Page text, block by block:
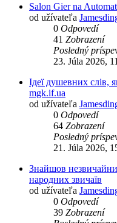
Salon Gier na
od užívateľa
0 Odpovedí
41 Zobrazení
Posledný
23. Júla 2026,
Ідеї душевних слів,
mgk.if.ua
od užívateľa
0 Odpovedí
64 Zobrazení
Posledný
21. Júla 2026,
Знайшов
народних звичаїв
od užívateľa
0 Odpovedí
39 Zobrazení